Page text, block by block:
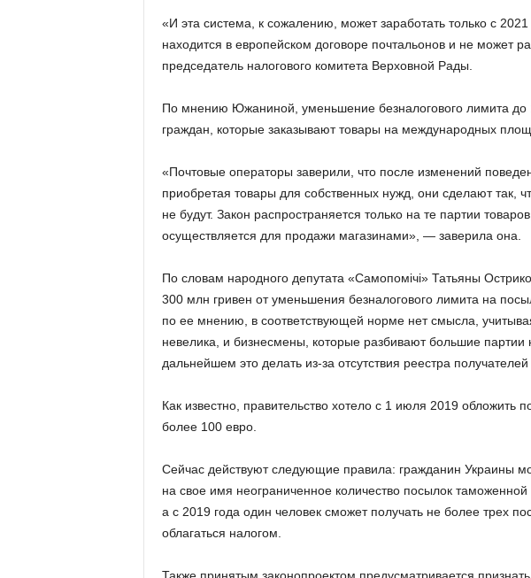
«И эта система, к сожалению, может заработать только с 2021
находится в европейском договоре почтальонов и не может
председатель налогового комитета Верховной Рады.
По мнению Южаниной, уменьшение безналогового лимита до
граждан, которые заказывают товары на международных
«Почтовые операторы заверили, что после изменений
приобретая товары для собственных нужд, они сделают так,
не будут. Закон распространяется только на те партии
осуществляется для продажи магазинами», — заверила она.
По словам народного депутата «Самопомічі» Татьяны
300 млн гривен от уменьшения безналогового лимита на
по ее мнению, в соответствующей норме нет смысла,
невелика, и бизнесмены, которые разбивают большие партии
дальнейшем это делать из-за отсутствия реестра получателей
Как известно, правительство хотело с 1 июля 2019 обложить
более 100 евро.
Сейчас действуют следующие правила: гражданин Украины
на свое имя неограниченное количество посылок
а с 2019 года один человек сможет получать не более трех
облагаться налогом.